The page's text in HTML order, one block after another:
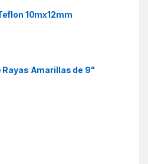
10mx12mm
Rayas Amarillas de 9"